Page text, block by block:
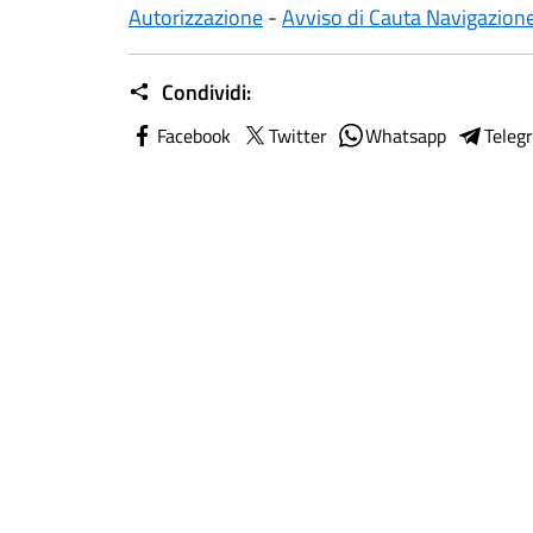
Autorizzazione-Avviso di Cauta
Condividi:
Facebook Twitter Whatsapp